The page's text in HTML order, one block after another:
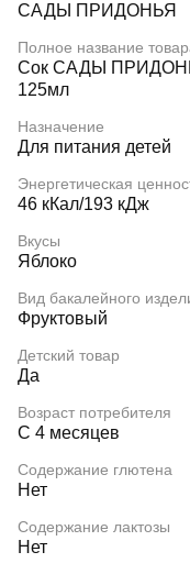
САДЫ ПРИДОНЬЯ
Полное название
Сок САДЫ
125мл
Назначение
Для питания детей
Энергетическая
46 кКал/193 кДж
Вкусы
Яблоко
Вид бакалейного
Фруктовый
Детский товар
Да
Возраст потребителя
С 4 месяцев
Содержание глютена
Нет
Содержание лактозы
Нет